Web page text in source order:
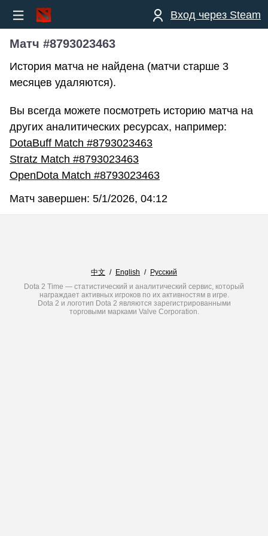
Вход через Steam
Матч #8793023463
История матча не найдена (матчи старше 3
месяцев удаляются).
Вы всегда можете посмотреть историю матча на
других аналитических ресурсах, например:
DotaBuff Match #8793023463
Stratz Match #8793023463
OpenDota Match #8793023463
Матч завершен: 5/1/2026, 04:12
中文 / English / Русский
Dota 2 Time — статистический и аналитический сервис, который
награждает активных игроков по их активностям в игре.
Dota 2 и логотип Dota 2 являются зарегистрированными
торговыми марками Valve Corporation.